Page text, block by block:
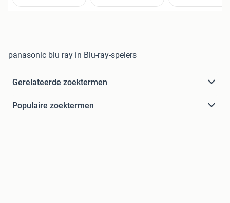
panasonic blu ray in Blu-ray-spelers
Gerelateerde zoektermen
Populaire zoektermen